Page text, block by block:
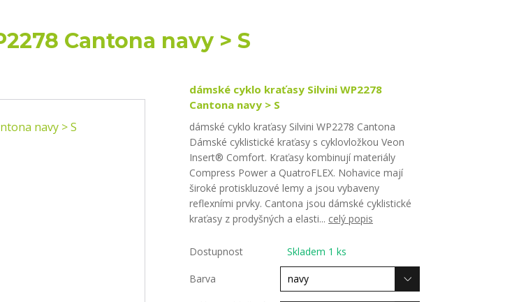
Cantona navy > S
dámské cyklo kraťasy Silvini WP2278
Cantona navy > S
dámské cyklo kraťasy Silvini WP2278 Cantona
Dámské cyklistické kraťasy s cyklovložkou Veon
Insert® Comfort. Kraťasy kombinují materiály
Compress Power a QuatroFLEX. Nohavice mají
široké protiskluzové lemy a jsou vybaveny
reflexními prvky. Cantona jsou dámské cyklistické
kraťasy z prodyšných a elasti... celý popis
Dostupnost Skladem 1 ks
Barva